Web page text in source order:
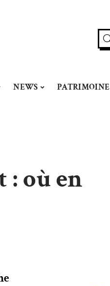
NEWS PATRIMOINE
où en